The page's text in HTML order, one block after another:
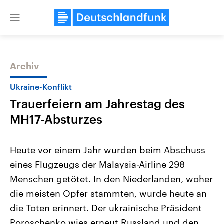
Close
Themen
Landtagswahl Sachsen-Anhalt
2026
Alle Informationen
Sachsen-Anhalt wählt am 6.
September 2026 einen neuen
Landtag. Seit 2021 wird das
Bundesland von einer Koalition aus
USA
Aktuelle Beiträge,
Hintergründe
Wirtschaftlich und
gehören die Vereinigten
den mächtigsten Ländern
mit großem Einfluss auf
Archiv
Ukraine-Konflikt
Trauerfeiern am Jahrestag des
MH17-Absturzes
Heute vor einem Jahr wurden beim Abschuss
eines Flugzeugs der Malaysia-Airline 298
Menschen getötet. In den Niederlanden, woher
die meisten Opfer stammten, wurde heute an
die Toten erinnert. Der ukrainische Präsident